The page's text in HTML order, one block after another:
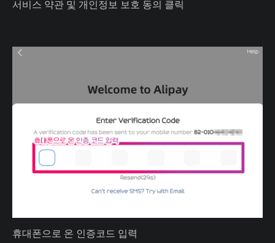
서비스 약관 및 개인정보 보호 동의 클릭
휴대폰으로 온 인증코드 입력